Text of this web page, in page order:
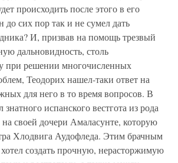
происходить после этого в его
до сих пор так и не сумел дать
И, призвав на помощь трезвый
дальновидность, столь
при решении многочисленных
Теодорих нашел-таки ответ на
для него в то время вопросов. В
испанского вестгота из рода
своей дочери Амаласунте, которую
Хлодвига Аудофледа. Этим брачным
создать прочную, нерасторжимую